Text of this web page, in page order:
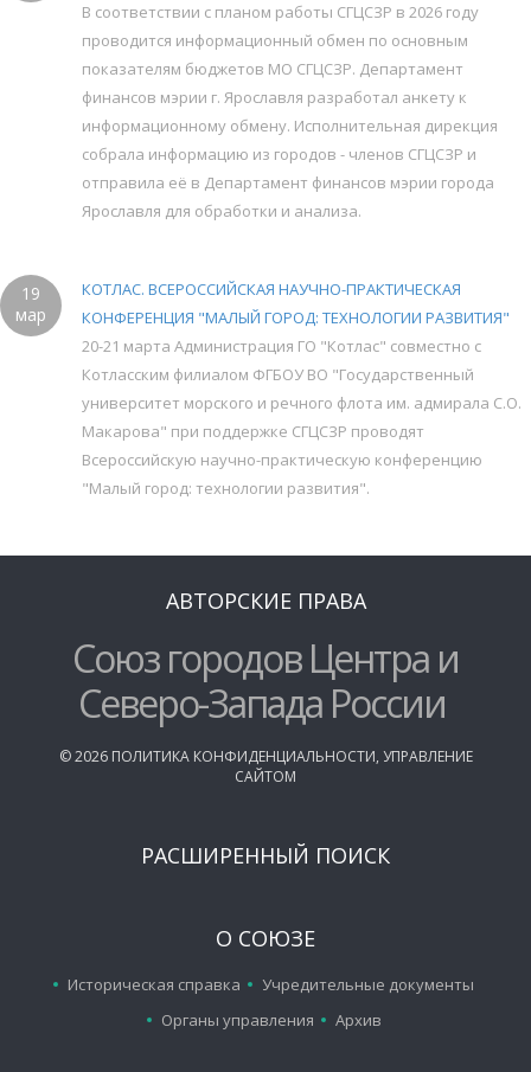
В соответствии с планом работы СГЦСЗР в 2026 году
проводится информационный обмен по основным
показателям бюджетов МО СГЦСЗР. Департамент
финансов мэрии г. Ярославля разработал анкету к
информационному обмену. Исполнительная дирекция
собрала информацию из городов - членов СГЦСЗР и
отправила её в Департамент финансов мэрии города
Ярославля для обработки и анализа.
19
мар
КОТЛАС. ВСЕРОССИЙСКАЯ НАУЧНО-ПРАКТИЧЕСКАЯ
КОНФЕРЕНЦИЯ "МАЛЫЙ ГОРОД: ТЕХНОЛОГИИ РАЗВИТИЯ"
20-21 марта Администрация ГО "Котлас" совместно с
Котласским филиалом ФГБОУ ВО "Государственный
университет морского и речного флота им. адмирала С.О.
Макарова" при поддержке СГЦСЗР проводят
Всероссийскую научно-практическую конференцию
"Малый город: технологии развития".
АВТОРСКИЕ ПРАВА
Союз городов Центра и
Северо-Запада России
©2026 ПОЛИТИКА КОНФИДЕНЦИАЛЬНОСТИ, УПРАВЛЕНИЕ
САЙТОМ
РАСШИРЕННЫЙ ПОИСК
О СОЮЗЕ
Историческая справка
Учредительные документы
Органы управления
Архив